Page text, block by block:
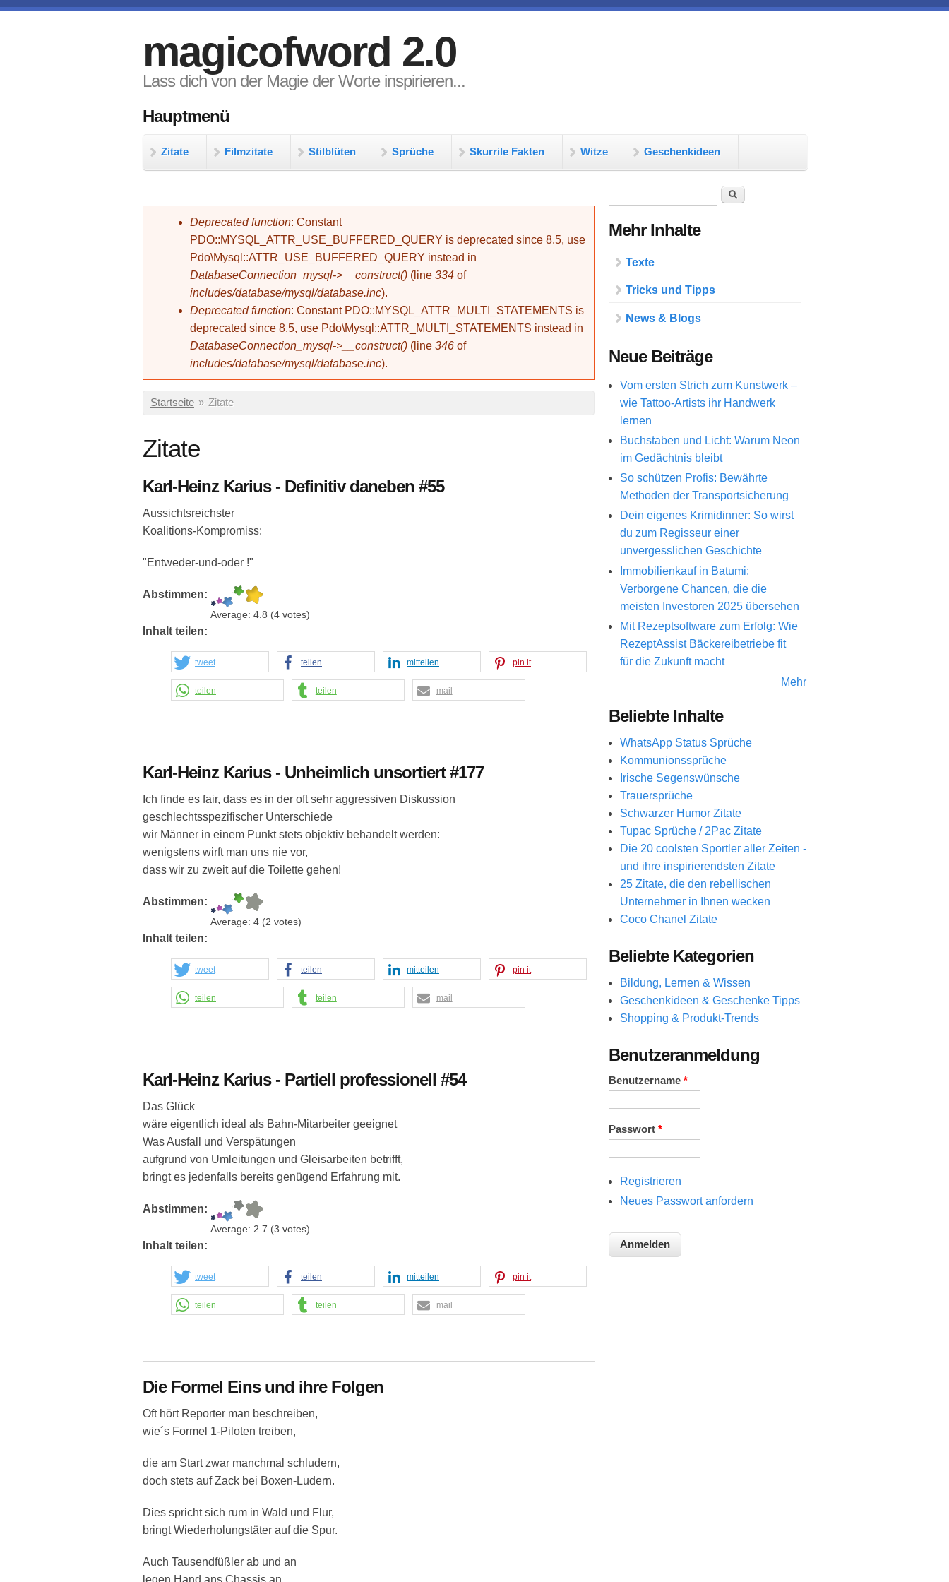
magicofword 2.0
Lass dich von der Magie der Worte inspirieren...
Hauptmenü
Zitate Filmzitate Stilblüten Sprüche Skurrile Fakten Witze Geschenkideen
Fehlermeldung
Deprecated function: Constant
PDO::MYSQL_ATTR_USE_BUFFERED_QUERY is deprecated since 8.5, use
Pdo\Mysql::ATTR_USE_BUFFERED_QUERY instead in
DatabaseConnection_mysql->__construct() (line 334 of
includes/database/mysql/database.inc).
Deprecated function: Constant PDO::MYSQL_ATTR_MULTI_STATEMENTS is
deprecated since 8.5, use Pdo\Mysql::ATTR_MULTI_STATEMENTS instead in
DatabaseConnection_mysql->__construct() (line 346 of
includes/database/mysql/database.inc).
Sie sind hier
Startseite » Zitate
Zitate
Karl-Heinz Karius - Definitiv daneben #55
Aussichtsreichster
Koalitions-Kompromiss:
"Entweder-und-oder !"
Abstimmen:
Average: 4.8 (4 votes)
Inhalt teilen:
tweet teilen mitteilen pin it
teilen teilen mail
Karl-Heinz Karius - Unheimlich unsortiert #177
Ich finde es fair, dass es in der oft sehr aggressiven Diskussion
geschlechtsspezifischer Unterschiede
wir Männer in einem Punkt stets objektiv behandelt werden:
wenigstens wirft man uns nie vor,
dass wir zu zweit auf die Toilette gehen!
Abstimmen:
Average: 4 (2 votes)
Inhalt teilen:
tweet teilen mitteilen pin it
teilen teilen mail
Karl-Heinz Karius - Partiell professionell #54
Das Glück
wäre eigentlich ideal als Bahn-Mitarbeiter geeignet
Was Ausfall und Verspätungen
aufgrund von Umleitungen und Gleisarbeiten betrifft,
bringt es jedenfalls bereits genügend Erfahrung mit.
Abstimmen:
Average: 2.7 (3 votes)
Inhalt teilen:
tweet teilen mitteilen pin it
teilen teilen mail
Die Formel Eins und ihre Folgen
Oft hört Reporter man beschreiben,
wie´s Formel 1-Piloten treiben,
die am Start zwar manchmal schludern,
doch stets auf Zack bei Boxen-Ludern.
Dies spricht sich rum in Wald und Flur,
bringt Wiederholungstäter auf die Spur.
Auch Tausendfüßler ab und an
legen Hand ans Chassis an,
Suche
Mehr Inhalte
Texte
Tricks und Tipps
News & Blogs
Neue Beiträge
Vom ersten Strich zum Kunstwerk –
wie Tattoo-Artists ihr Handwerk
lernen
Buchstaben und Licht: Warum Neon
im Gedächtnis bleibt
So schützen Profis: Bewährte
Methoden der Transportsicherung
Dein eigenes Krimidinner: So wirst
du zum Regisseur einer
unvergesslichen Geschichte
Immobilienkauf in Batumi:
Verborgene Chancen, die die
meisten Investoren 2025 übersehen
Mit Rezeptsoftware zum Erfolg: Wie
RezeptAssist Bäckereibetriebe fit
für die Zukunft macht
Mehr
Beliebte Inhalte
WhatsApp Status Sprüche
Kommunionssprüche
Irische Segenswünsche
Trauersprüche
Schwarzer Humor Zitate
Tupac Sprüche / 2Pac Zitate
Die 20 coolsten Sportler aller Zeiten -
und ihre inspirierendsten Zitate
25 Zitate, die den rebellischen
Unternehmer in Ihnen wecken
Coco Chanel Zitate
Beliebte Kategorien
Bildung, Lernen & Wissen
Geschenkideen & Geschenke Tipps
Shopping & Produkt-Trends
Benutzeranmeldung
Benutzername *
Passwort *
Registrieren
Neues Passwort anfordern